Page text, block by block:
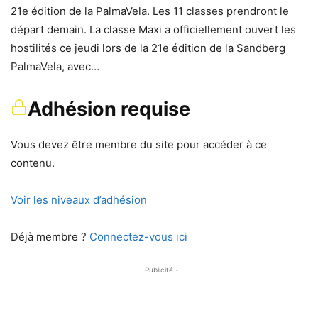
21e édition de la PalmaVela. Les 11 classes prendront le
départ demain. La classe Maxi a officiellement ouvert les
hostilités ce jeudi lors de la 21e édition de la Sandberg
PalmaVela, avec…
Adhésion requise
Vous devez être membre du site pour accéder à ce
contenu.
Voir les niveaux d’adhésion
Déjà membre ? Connectez-vous ici
- Publicité -